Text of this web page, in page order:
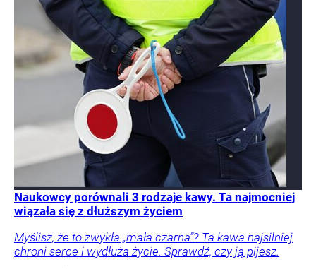
Naukowcy porównali 3 rodzaje kawy. Ta najmocniej
wiązała się z dłuższym życiem
Myślisz, że to zwykła „mała czarna”? Ta kawa najsilniej
chroni serce i wydłuża życie. Sprawdź, czy ją pijesz.